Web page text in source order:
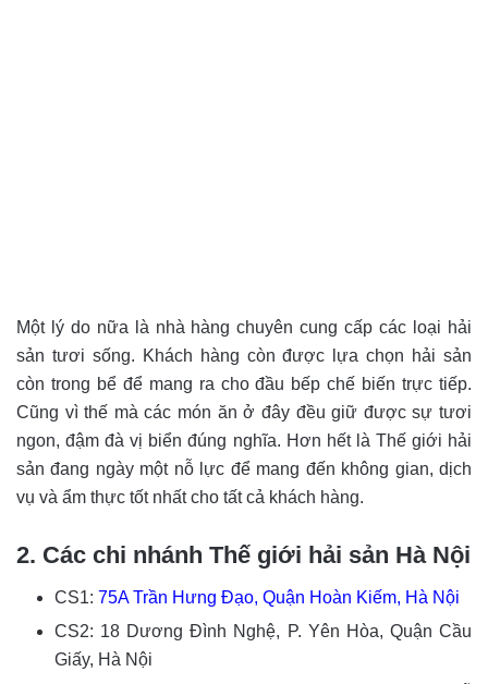
Một lý do nữa là nhà hàng chuyên cung cấp các loại hải
sản tươi sống. Khách hàng còn được lựa chọn hải sản
còn trong bể để mang ra cho đầu bếp chế biến trực tiếp.
Cũng vì thế mà các món ăn ở đây đều giữ được sự tươi
ngon, đậm đà vị biển đúng nghĩa. Hơn hết là Thế giới hải
sản đang ngày một nỗ lực để mang đến không gian, dịch
vụ và ẩm thực tốt nhất cho tất cả khách hàng.
2. Các chi nhánh Thế giới hải sản Hà Nội
CS1: 75A Trần Hưng Đạo, Quận Hoàn Kiếm, Hà Nội
CS2: 18 Dương Đình Nghệ, P. Yên Hòa, Quận Cầu
Giấy, Hà Nội